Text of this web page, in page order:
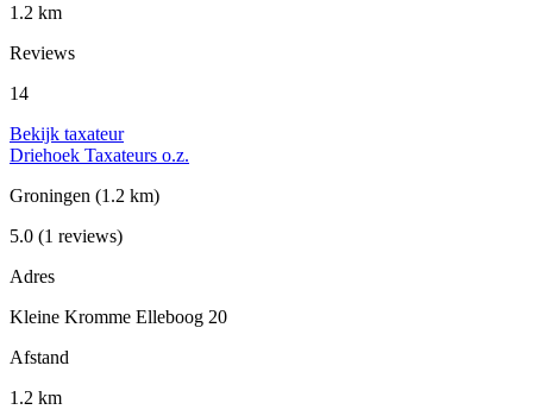
1.2 km
Reviews
14
Bekijk taxateur
Driehoek Taxateurs o.z.
Groningen (1.2 km)
5.0 (1 reviews)
Adres
Kleine Kromme Elleboog 20
Afstand
1.2 km